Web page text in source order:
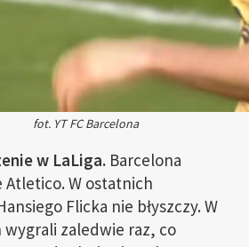
fot. YT FC Barcelona
w LaLiga. Barcelona
Atletico. W ostatnich
Flicka nie błyszczy. W
zaledwie raz, co